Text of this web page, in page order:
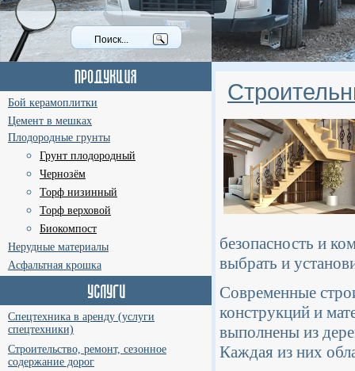
Бой керамоплитки
Цемент в мешках
Плодородные грунты
Грунт плодородный
Чернозём
Торф низинный
Торф верховой
Биокомпост
Нерудные материалы
Асфальтная крошка
Спецтехника в аренду (услуги
спецтехники)
Строительство, ремонт, сезонное
содержание дорог
безопасность и
выбрать и
Современные
конструкций и
выполнены из
Каждая из них